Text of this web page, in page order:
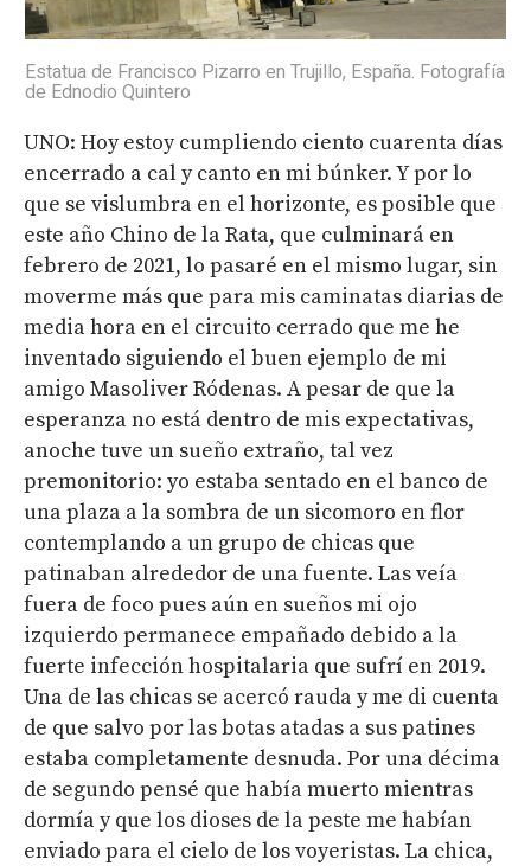
Estatua de Francisco Pizarro en Trujillo, España. Fotografía
de Ednodio Quintero
UNO: Hoy estoy cumpliendo ciento cuarenta días
encerrado a cal y canto en mi búnker. Y por lo
que se vislumbra en el horizonte, es posible que
este año Chino de la Rata, que culminará en
febrero de 2021, lo pasaré en el mismo lugar, sin
moverme más que para mis caminatas diarias de
media hora en el circuito cerrado que me he
inventado siguiendo el buen ejemplo de mi
amigo Masoliver Ródenas. A pesar de que la
esperanza no está dentro de mis expectativas,
anoche tuve un sueño extraño, tal vez
premonitorio: yo estaba sentado en el banco de
una plaza a la sombra de un sicomoro en flor
contemplando a un grupo de chicas que
patinaban alrededor de una fuente. Las veía
fuera de foco pues aún en sueños mi ojo
izquierdo permanece empañado debido a la
fuerte infección hospitalaria que sufrí en 2019.
Una de las chicas se acercó rauda y me di cuenta
de que salvo por las botas atadas a sus patines
estaba completamente desnuda. Por una décima
de segundo pensé que había muerto mientras
dormía y que los dioses de la peste me habían
enviado para el cielo de los voyeristas. La chica,